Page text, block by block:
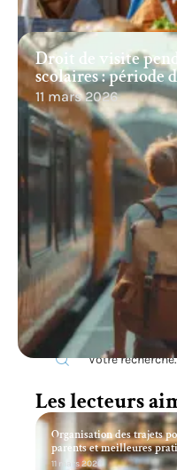
Droit de visite
scolaires : période
11 mars 2026
Recherche
Les lecteurs
Organisation des trajets
parents et meilleures
11 mars 2026